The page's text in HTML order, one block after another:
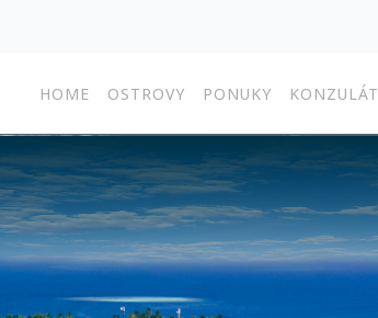
HOME OSTROVY PONUKY KONZULÁT